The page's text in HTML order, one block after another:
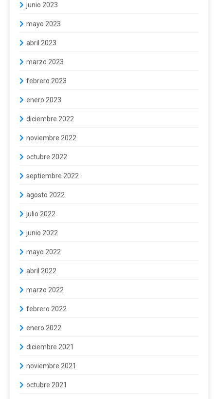
junio 2023
mayo 2023
abril 2023
marzo 2023
febrero 2023
enero 2023
diciembre 2022
noviembre 2022
octubre 2022
septiembre 2022
agosto 2022
julio 2022
junio 2022
mayo 2022
abril 2022
marzo 2022
febrero 2022
enero 2022
diciembre 2021
noviembre 2021
octubre 2021